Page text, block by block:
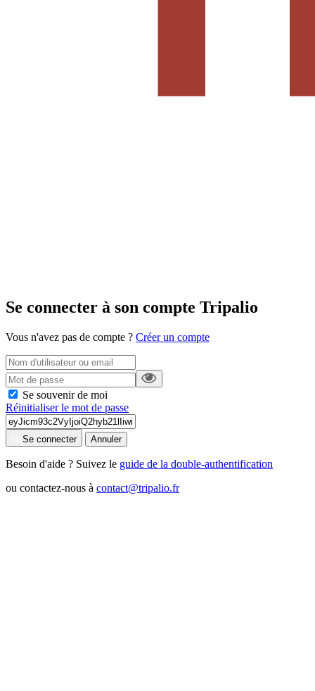
Se connecter à son compte Tripalio
Vous n'avez pas de compte ? Créer un compte
Se souvenir de moi
Réinitialiser le mot de passe
Se connecter Annuler
Besoin d'aide ? Suivez le guide de la double-authentification
ou contactez-nous à contact@tripalio.fr